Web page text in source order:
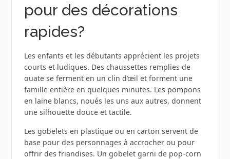
pour des décorations
rapides?
Les enfants et les débutants apprécient les projets
courts et ludiques. Des chaussettes remplies de
ouate se ferment en un clin d’œil et forment une
famille entière en quelques minutes. Les pompons
en laine blancs, noués les uns aux autres, donnent
une silhouette douce et tactile.
Les gobelets en plastique ou en carton servent de
base pour des personnages à accrocher ou pour
offrir des friandises. Un gobelet garni de pop‑corn